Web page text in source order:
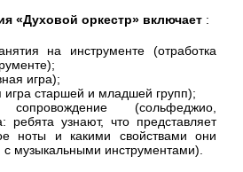
«Духовой оркестр» включает :
на инструменте (отработка
игра);
игра старшей и младшей групп);
(сольфеджио,
ребята узнают, что представляет
ноты и какими свойствами они
с музыкальными инструментами).